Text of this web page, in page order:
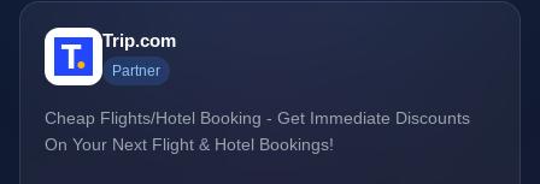
Trip.com
Partner
Cheap Flights/Hotel Booking - Get Immediate Discounts
On Your Next Flight & Hotel Bookings!